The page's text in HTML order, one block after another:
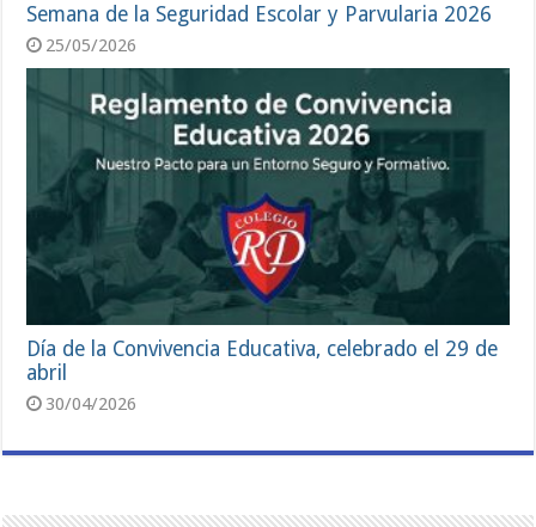
Semana de la Seguridad Escolar y Parvularia 2026
25/05/2026
Día de la Convivencia Educativa, celebrado el 29 de
abril
30/04/2026